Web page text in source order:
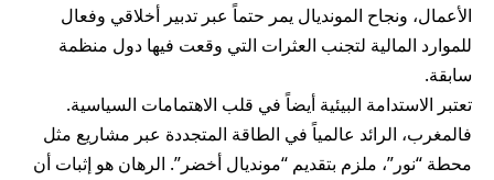
الأعمال، ونجاح المونديال يمر حتماً عبر تدبير أخلاقي وفعال
للموارد المالية لتجنب العثرات التي وقعت فيها دول منظمة
سابقة.
تعتبر الاستدامة البيئية أيضاً في قلب الاهتمامات السياسية.
فالمغرب، الرائد عالمياً في الطاقة المتجددة عبر مشاريع مثل
محطة “نور”، ملزم بتقديم “مونديال أخضر”. الرهان هو إثبات أن